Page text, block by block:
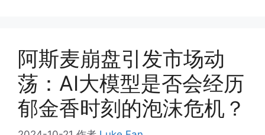
阿斯麦崩盘引发市场动
荡：AI大模型是否会经历
郁金香时刻的泡沫危机？